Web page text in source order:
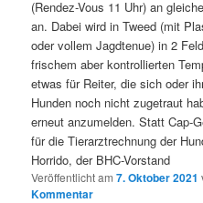
(Rendez-Vous 11 Uhr) an
an. Dabei wird in Tweed (mit
oder vollem Jagdtenue) in 2
frischem aber kontrollierten
etwas für Reiter, die sich oder
Hunden noch nicht zugetraut
erneut anzumelden. Statt Cap-
für die Tierarztrechnung der
Horrido, der BHC-Vorstand
Veröffentlicht am7. Oktober 2021
Kommentar